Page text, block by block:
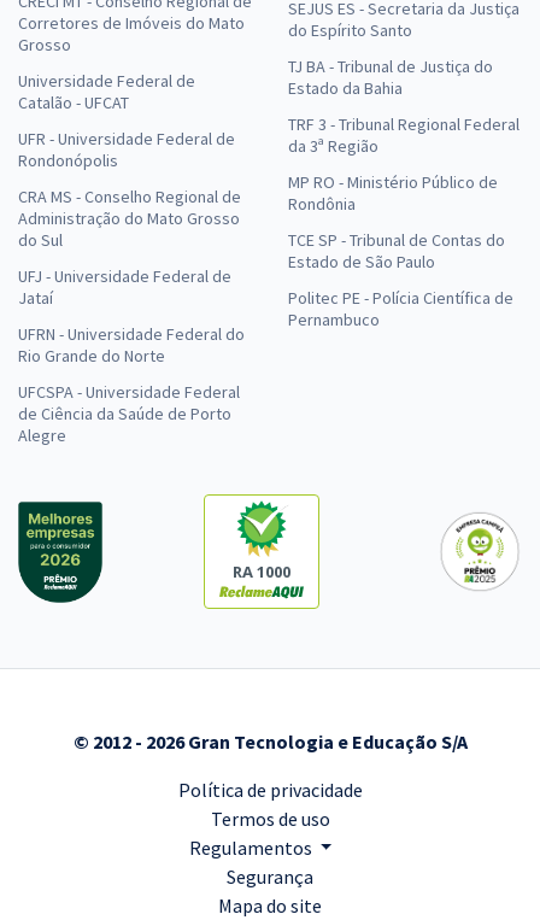
Corretores de Imóveis do Mato
Grosso
Universidade Federal de
Catalão - UFCAT
UFR - Universidade Federal de
Rondonópolis
CRA MS - Conselho Regional de
Administração do Mato Grosso
do Sul
UFJ - Universidade Federal de
Jataí
UFRN - Universidade Federal do
Rio Grande do Norte
UFCSPA - Universidade Federal
de Ciência da Saúde de Porto
Alegre
SEJUS ES - Secretaria da Justiça
do Espírito Santo
TJ BA - Tribunal de Justiça do
Estado da Bahia
TRF 3 - Tribunal Regional Federal
da 3ª Região
MP RO - Ministério Público de
Rondônia
TCE SP - Tribunal de Contas do
Estado de São Paulo
Politec PE - Polícia Científica de
Pernambuco
RA 1000
© 2012 - 2026 Gran Tecnologia e Educação S/A
Política de privacidade
Termos de uso
Regulamentos
Segurança
Mapa do site